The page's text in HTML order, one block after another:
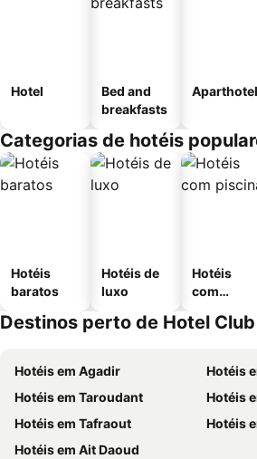
Hotel
Bed and
breakfasts
Aparthotel
Categorias de hotéis
Hotéis
baratos
Hotéis de
luxo
Hotéis
com
Destinos perto de Hotel
Hotéis em Agadir
Hotéis
Hotéis em Taroudant
Hotéis
Hotéis em Tafraout
Hotéis
Hotéis em Ait Daoud